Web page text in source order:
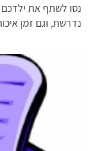
נסו לשתף את ילדכם
נדרשת, וגם זמן